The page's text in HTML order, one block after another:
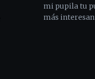
y
espectáculos
mi pupila tu
más